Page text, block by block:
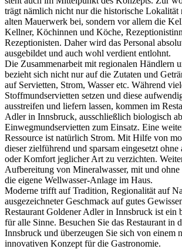
trägt nämlich nicht nur die historische Lokalität
alten Mauerwerk bei, sondern vor allem die
Kellner, Köchinnen und Köche,
Rezeptionisten. Daher wird das Personal
ausgebildet und auch wohl verdient entlohnt.
Die Zusammenarbeit mit regionalen Händlern
bezieht sich nicht nur auf die Zutaten und
auf Servietten, Strom, Wasser etc. Während
Stoffmundservietten setzen und diese
ausstreifen und liefern lassen, kommen im
Adler in Innsbruck, ausschließlich biologisch
Einwegmundservietten zum Einsatz. Eine
Ressource ist natürlich Strom. Mit Hilfe von
dieser zielführend und sparsam eingesetzt
oder Komfort jeglicher Art zu verzichten.
Aufbereitung von Mineralwasser, mit und
die eigene Wellwasser-Anlage im Haus.
Moderne trifft auf Tradition, Regionalität auf
ausgezeichneter Geschmack auf gutes
Restaurant Goldener Adler in Innsbruck ist ein
für alle Sinne. Besuchen Sie das Restaurant in
Innsbruck und überzeugen Sie sich von einem
innovativen Konzept für die Gastronomie.